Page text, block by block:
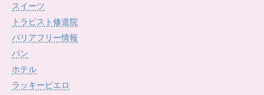
スイーツ
トラピスト修道院
バリアフリー情報
パン
ホテル
ラッキーピエロ